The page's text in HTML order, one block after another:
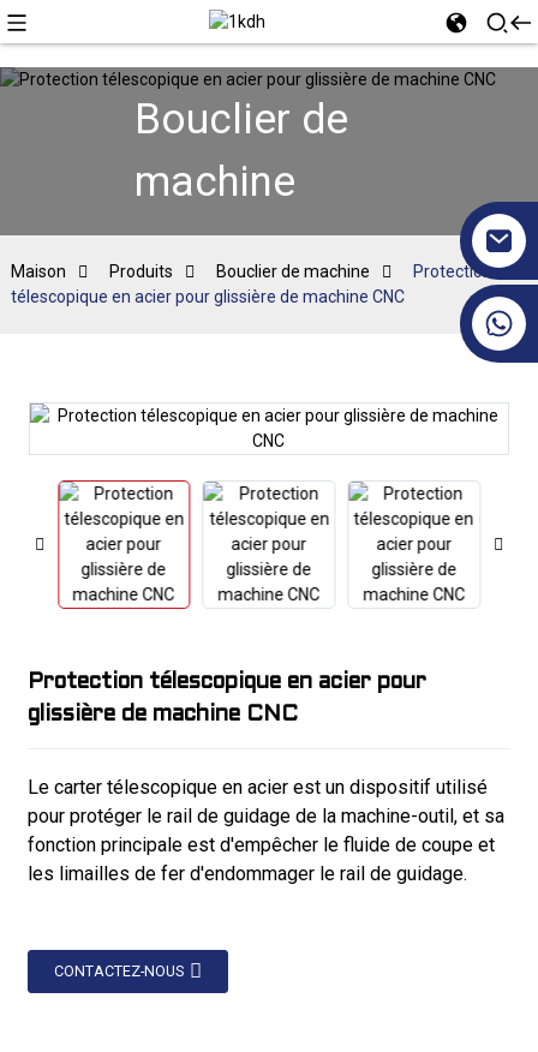
Bouclier de
machine
Maison Produits Bouclier de machine
Protection
télescopique en acier pour glissière de machine CNC
Protection télescopique en acier pour
glissière de machine CNC
Le carter télescopique en acier est un dispositif utilisé
pour protéger le rail de guidage de la machine-outil, et sa
fonction principale est d'empêcher le fluide de coupe et
les limailles de fer d'endommager le rail de guidage.
CONTACTEZ-NOUS